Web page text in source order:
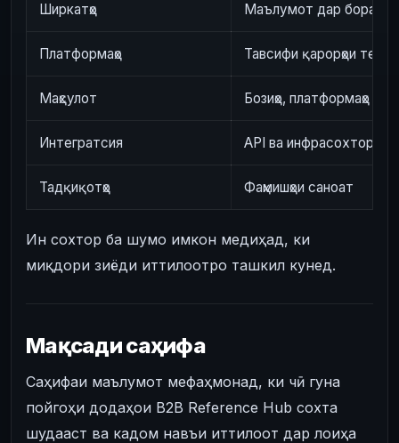
Ширкатҳо Маълумот дар бораи
Платформаҳо Тавсифи қарорҳои
Маҳсулот Бозиҳо, платформаҳо ва
Интегратсия API ва инфрасохтори
Тадқиқотҳо Фаҳмишҳои саноат
Ин сохтор ба шумо имкон медиҳад, ки
миқдори зиёди иттилоотро ташкил кунед.
Мақсади саҳифа
Саҳифаи маълумот мефаҳмонад, ки чӣ гуна
пойгоҳи додаҳои B2B Reference Hub сохта
шудааст ва кадом навъи иттилоот дар лоиҳа